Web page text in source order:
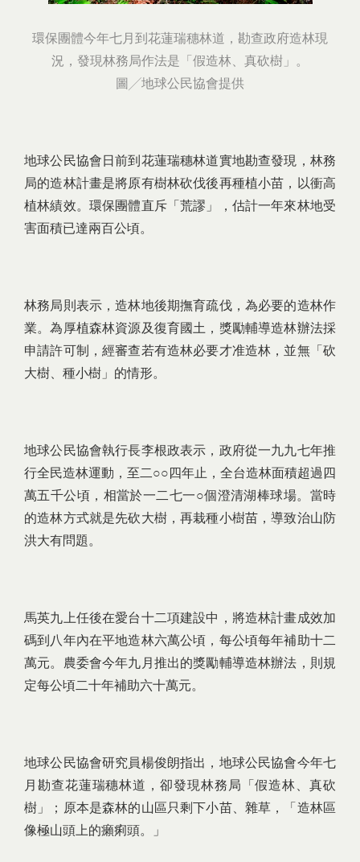
環保團體今年七月到花蓮瑞穗林道，勘查政府造林現
況，發現林務局作法是「假造林、真砍樹」。
圖╱地球公民協會提供
地球公民協會日前到花蓮瑞穗林道實地勘查發現，林務
局的造林計畫是將原有樹林砍伐後再種植小苗，以衝高
植林績效。環保團體直斥「荒謬」，估計一年來林地受
害面積已達兩百公頃。
林務局則表示，造林地後期撫育疏伐，為必要的造林作
業。為厚植森林資源及復育國土，獎勵輔導造林辦法採
申請許可制，經審查若有造林必要才准造林，並無「砍
大樹、種小樹」的情形。
地球公民協會執行長李根政表示，政府從一九九七年推
行全民造林運動，至二○○四年止，全台造林面積超過四
萬五千公頃，相當於一二七一○個澄清湖棒球場。當時
的造林方式就是先砍大樹，再栽種小樹苗，導致治山防
洪大有問題。
馬英九上任後在愛台十二項建設中，將造林計畫成效加
碼到八年內在平地造林六萬公頃，每公頃每年補助十二
萬元。農委會今年九月推出的獎勵輔導造林辦法，則規
定每公頃二十年補助六十萬元。
地球公民協會研究員楊俊朗指出，地球公民協會今年七
月勘查花蓮瑞穗林道，卻發現林務局「假造林、真砍
樹」；原本是森林的山區只剩下小苗、雜草，「造林區
像極山頭上的癩痢頭。」